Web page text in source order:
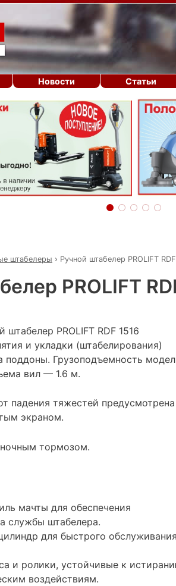
штабелеры › Ручной штабелер PROLIFT
PROLIFT
штабелер PROLIFT RDF 1516
и укладки (штабелирования)
поддоны. Грузоподъемность
вил — 1.6 м.
падения тяжестей предусмотрена
экраном.
тормозом.
мачты для обеспечения
службы штабелера.
для быстрого
и ролики, устойчивые к
воздействиям.
Новости Статьи